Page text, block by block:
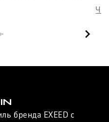
бренда EXEED с